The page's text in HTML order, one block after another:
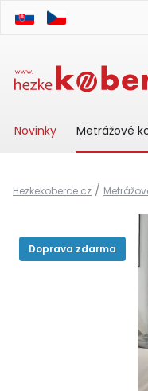
Novinky Metrážové
Hezkekoberce.cz /
Doprava zdarma